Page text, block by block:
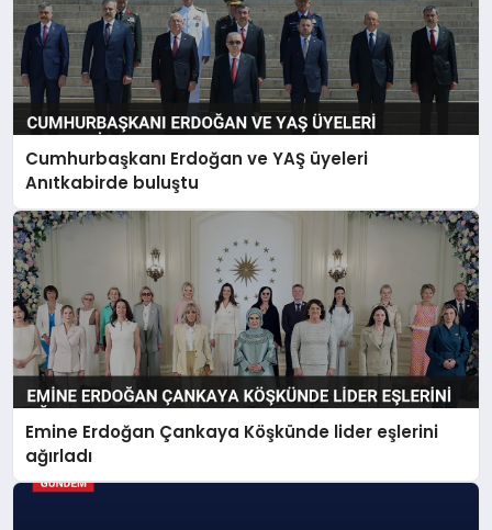
Cumhurbaşkanı Erdoğan ve YAŞ üyeleri
Anıtkabirde buluştu
Emine Erdoğan Çankaya Köşkünde lider eşlerini
ağırladı